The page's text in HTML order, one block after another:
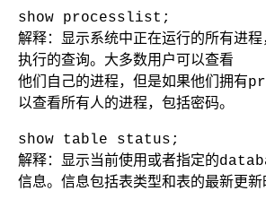
show processlist;
解释：显示系统中正在运行的所有进
执行的查询。大多数用户可以查看
他们自己的进程，但是如果他们拥有
以查看所有人的进程，包括密码。
show table status;
解释：显示当前使用或者指定的
信息。信息包括表类型和表的最新更新